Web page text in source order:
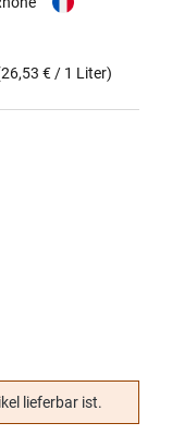
€ / 1 Liter)
lieferbar ist.